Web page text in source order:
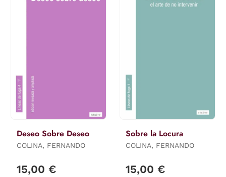
Deseo Sobre Deseo
COLINA, FERNANDO
15,00 €
Sobre la Locura
COLINA, FERNANDO
15,00 €